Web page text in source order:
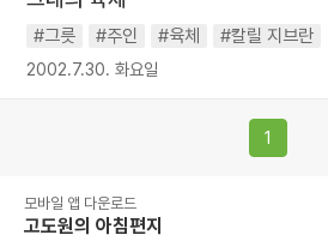
#그릇 #주인 #육체 #칼릴 지브란
2002.7.30. 화요일
1
모바일 앱 다운로드
고도원의 아침편지